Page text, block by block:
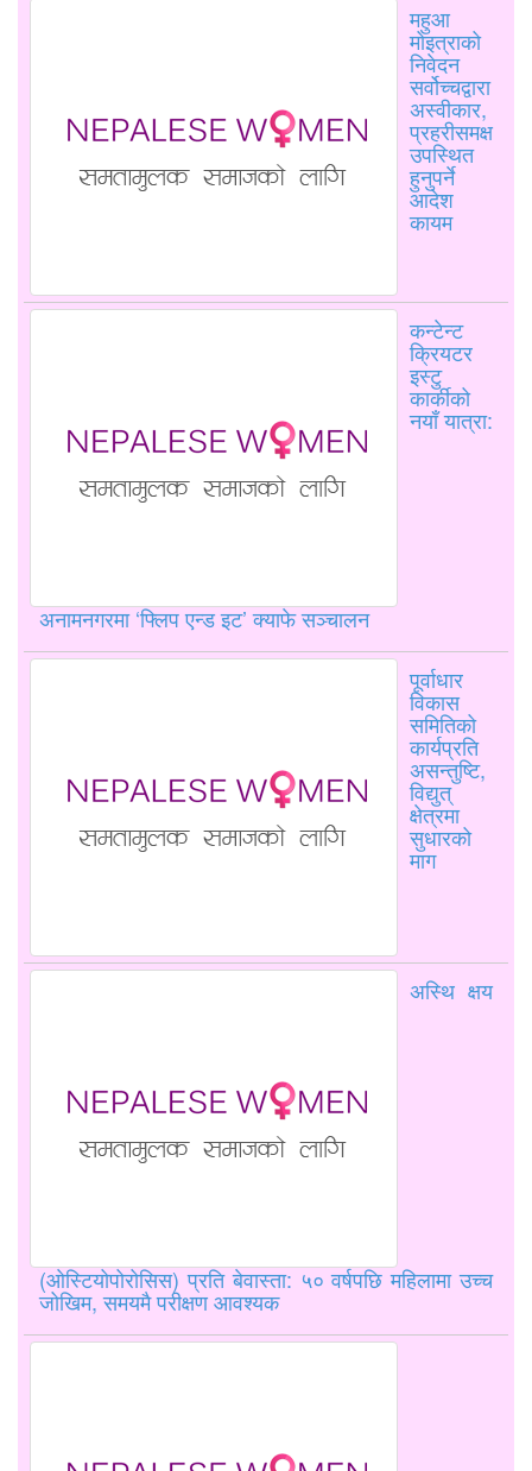
महुआ
मोइत्राको
निवेदन
सर्वोच्चद्वारा
अस्वीकार,
प्रहरीसमक्ष
उपस्थित
हुनुपर्ने
आदेश
कायम
कन्टेन्ट
क्रियटर
इस्टु
कार्कीको
नयाँ यात्रा:
अनामनगरमा ‘फ्लिप एन्ड इट’ क्याफे सञ्चालन
पूर्वाधार
विकास
समितिको
कार्यप्रति
असन्तुष्टि,
विद्युत्
क्षेत्रमा
सुधारको
माग
अस्थि क्षय
(ओस्टियोपोरोसिस) प्रति बेवास्ता: ५० वर्षपछि महिलामा उच्च
जोखिम, समयमै परीक्षण आवश्यक